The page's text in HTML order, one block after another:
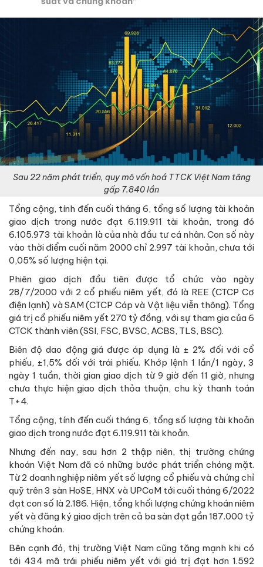
Sau 22 năm phát triển, quy mô vốn hoá TTCK Việt Nam tăng
gấp 7.840 lần
Tổng cộng, tính đến cuối tháng 6, tổng số lượng tài khoản
giao dịch trong nước đạt 6.119.911 tài khoản, trong đó
6.105.973 tài khoản là của nhà đầu tư cá nhân. Con số này
vào thời điểm cuối năm 2000 chỉ 2.997 tài khoản, chưa tới
0,05% số lượng hiện tại.
Phiên giao dịch đầu tiên được tổ chức vào ngày
28/7/2000 với 2 cổ phiếu niêm yết, đó là REE (CTCP Cơ
điện lạnh) và SAM (CTCP Cáp và Vật liệu viễn thông). Tổng
giá trị cổ phiếu niêm yết 270 tỷ đồng, với sự tham gia của 6
CTCK thành viên (SSI, FSC, BVSC, ACBS, TLS, BSC).
Biên độ dao động giá được áp dụng là ± 2% đối với cổ
phiếu, ±1,5% đối với trái phiếu. Khớp lệnh 1 lần/1 ngày, 3
ngày 1 tuần, thời gian giao dịch từ 9 giờ đến 11 giờ, nhưng
chưa thực hiện giao dịch thỏa thuận, chu kỳ thanh toán
T+4.
Tổng cộng, tính đến cuối tháng 6, tổng số lượng tài khoản
giao dịch trong nước đạt 6.119.911 tài khoản.
Nhưng đến nay, sau hơn 2 thập niên, thị trường chứng
khoán Việt Nam đã có những bước phát triển chóng mặt.
Từ 2 doanh nghiệp niêm yết số lượng cổ phiếu và chứng chỉ
quỹ trên 3 sàn HoSE, HNX và UPCoM tới cuối tháng 6/2022
đạt con số là 2.186. Hiện, tổng khối lượng chứng khoán niêm
yết và đăng ký giao dịch trên cả ba sàn đạt gần 187.000 tỷ
chứng khoán.
Bên cạnh đó, thị trường Việt Nam cũng tăng mạnh khi có
tới 434 mã trái phiếu niêm yết với giá trị đạt hơn 1.592